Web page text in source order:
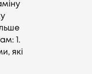
1.
які